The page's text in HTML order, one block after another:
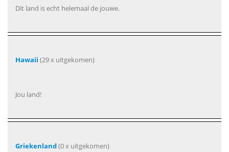
Dit land is echt helemaal de jouwe.
Hawaii (29 x uitgekomen)
Jou land!
Griekenland(0 x uitgekomen)